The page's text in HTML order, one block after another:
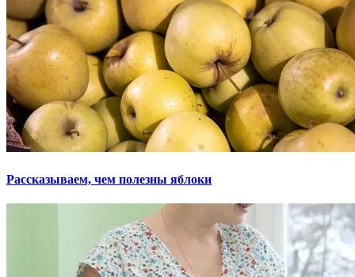
Рассказываем, чем полезны яблоки